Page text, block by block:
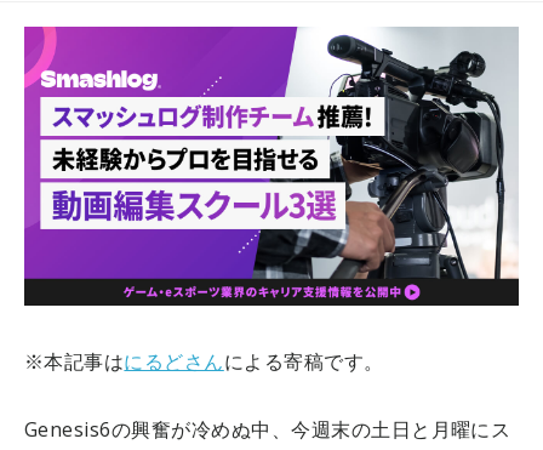
※本記事はにるどさんによる寄稿です。
Genesis6の興奮が冷めぬ中、今週末の土日と月曜にス